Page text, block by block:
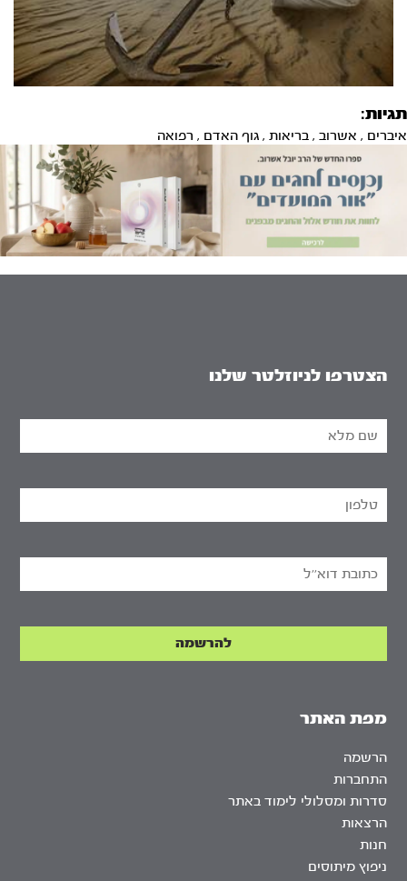
תגיות:
איברים , אשרוב , בריאות , גוף האדם , רפואה
מפת האתר
הרשמה
התחברות
סדרות ומסלולי לימוד באתר
הרצאות
חנות
ניפוץ מיתוסים
הצטרפו לניוזלטר שלנו